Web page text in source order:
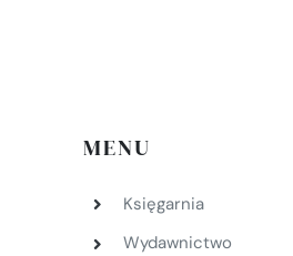
MENU
Księgarnia
Wydawnictwo